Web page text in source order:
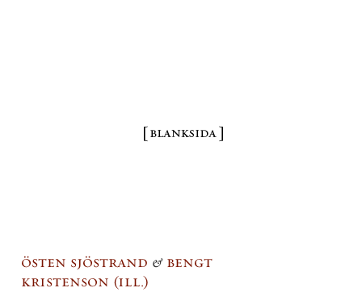
östen sjöstrand & bengt
kristenson ill.